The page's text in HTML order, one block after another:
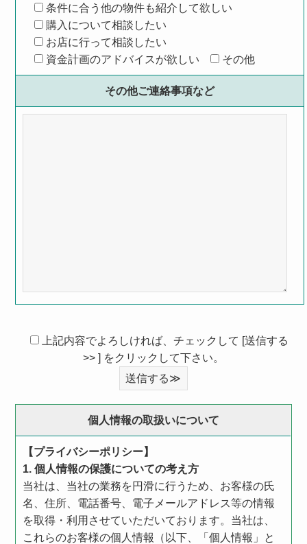
条件に合う他の物件も紹介して欲しい
購入について相談したい
お店に行って相談したい
資金計画のアドバイスが欲しい
その他
その他ご連絡事項など
上記内容でよろしければ、チェックして [送信する
>> ] をクリックして下さい。
個人情報の取扱いについて
【プライバシーポリシー】
1. 個人情報の保護についての考え方
当社は、当社の業務を円滑に行うため、お客様の氏
名、住所、電話番号、電子メールアドレス等の情報
を取得・利用させていただいております。当社は、
これらのお客様の個人情報（以下、「個人情報」と